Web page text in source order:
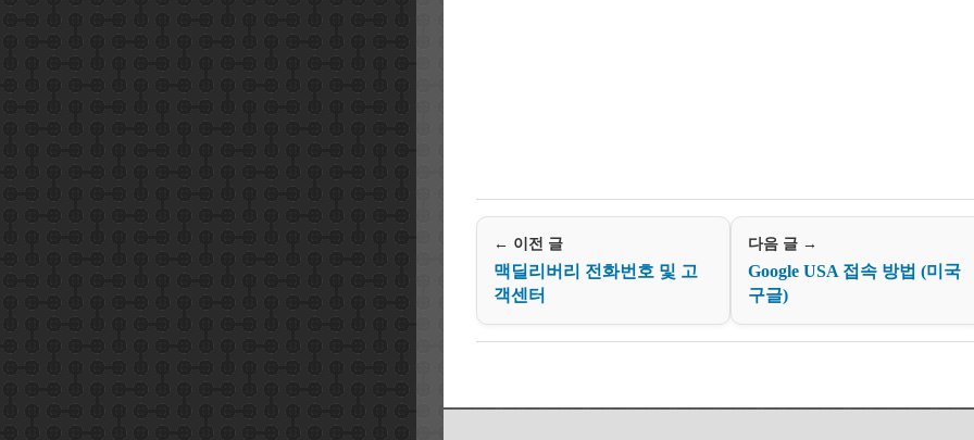
← 이전 글
맥딜리버리 전화번호 및 고
객센터
다음 글 →
Google USA 접속 방법 (미국
구글)